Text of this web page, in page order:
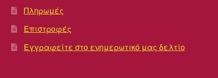
Πληρωμές
Επιστροφές
Εγγραφείτε στο ενημερωτικό μας δελτίο